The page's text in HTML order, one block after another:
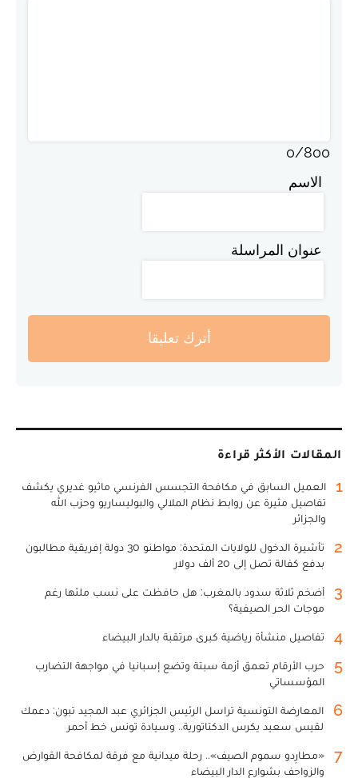
0/800
الاسم
عنوان المراسلة
أترك تعليقا
المقالات الأكثر قراءة
1
العميل السابق في مكافحة التجسس الفرنسي ماثيو غديري يكشف
تفاصيل مثيرة عن روابط نظام الملالي والبوليساريو وحزب الله
والجزائر
2
تأشيرة الدخول للولايات المتحدة: مواطنو 30 دولة إفريقية مطالبون
بدفع كفالة تصل إلى 20 ألف دولار
3
أضخم ثلاثة سدود بالمغرب: هل حافظت على نسب ملئها رغم
موجات الحر الصيفية؟
4 تفاصيل منشأة رياضية كبرى مرتقبة بالدار البيضاء
5
حرب الأرقام تعمق أزمة سبتة وتضع إسبانيا في مواجهة التضارب
المؤسساتي
6
المعارضة التونسية تراسل الرئيس الجزائري عبد المجيد تبون: دعمك
لقيس سعيد يكرس الدكتاتورية.. وسيادة تونس خط أحمر
7
«مطارِدو سموم الصيف».. رحلة ميدانية مع فرقة لمكافحة القوارض
والزواحف بشوارع الدار البيضاء